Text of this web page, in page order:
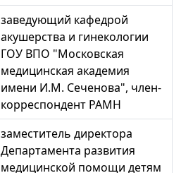
заведующий кафедрой
акушерства и гинекологии
ГОУ ВПО "Московская
медицинская академия
имени И.М. Сеченова", член-
корреспондент РАМН
заместитель директора
Департамента развития
медицинской помощи детям